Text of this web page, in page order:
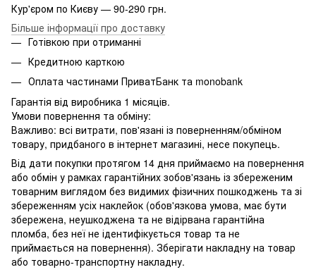
Кур'єром по Києву — 90-290 грн.
Більше інформації про доставку
Готівкою при отриманні
Кредитною карткою
Оплата частинами ПриватБанк та monobank
Гарантія від виробника 1 місяців.
Умови повернення та обміну:
Важливо: всі витрати, пов'язані із поверненням/обміном
товару, придбаного в інтернет магазині, несе покупець.
Від дати покупки протягом 14 дня приймаємо на повернення
або обмін у рамках гарантійних зобов'язань із збереженим
товарним виглядом без видимих ​​фізичних пошкоджень та зі
збереженням усіх наклейок (обов'язкова умова, має бути
збережена, неушкоджена та не відірвана гарантійна
пломба, без неї не ідентифікується товар та не
приймається на повернення). Зберігати накладну на товар
або товарно-транспортну накладну.